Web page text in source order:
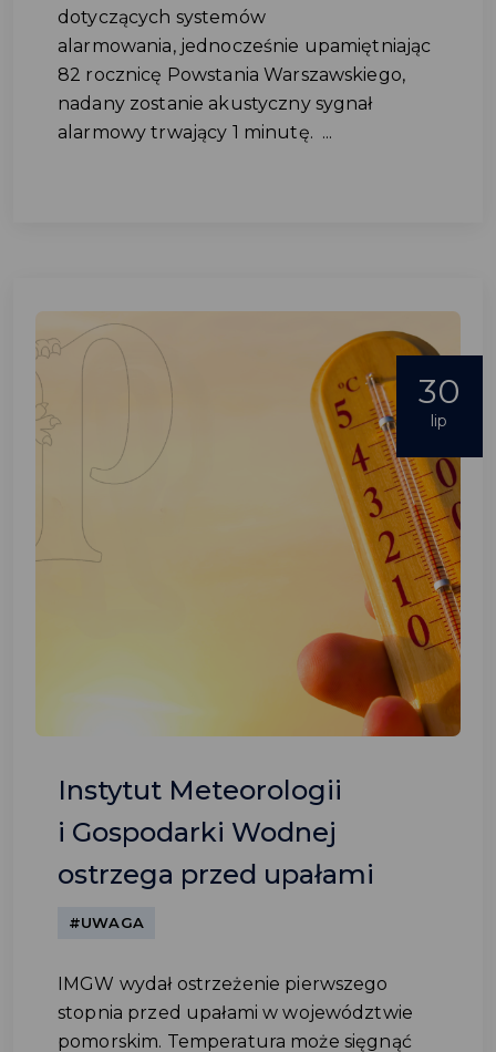
dotyczących systemów
alarmowania, jednocześnie upamiętniając
82 rocznicę Powstania Warszawskiego,
nadany zostanie akustyczny sygnał
alarmowy trwający 1 minutę. ...
30
lip
Instytut Meteorologii
i Gospodarki Wodnej
ostrzega przed upałami
#UWAGA
IMGW wydał ostrzeżenie pierwszego
stopnia przed upałami w województwie
pomorskim. Temperatura może sięgnąć